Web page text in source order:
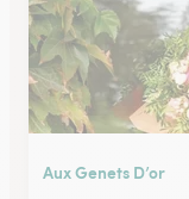
Aux Genets D’or